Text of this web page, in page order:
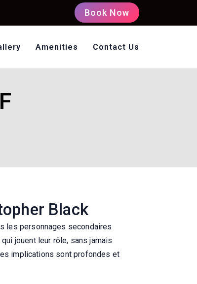
Book Now
Amenities Contact Us
Black
les personnages secondaires
jouent leur rôle, sans jamais
implications sont profondes et